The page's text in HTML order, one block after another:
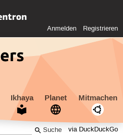
Anmelden Registrieren
Ikhaya Planet Mitmachen
via DuckDuckGo